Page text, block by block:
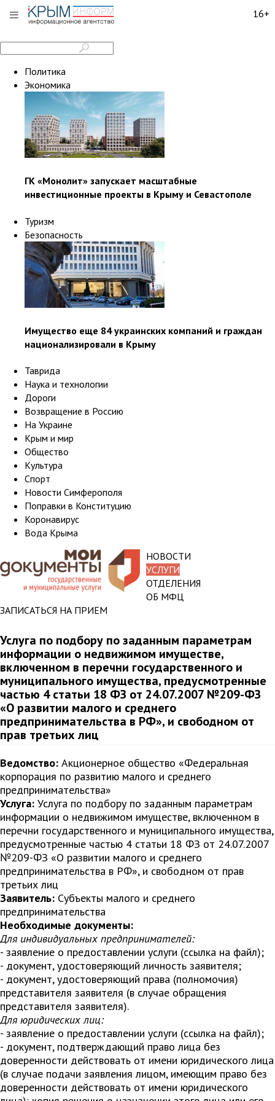
16+
Политика
Экономика
ГК «Монолит» запускает масштабные
инвестиционные проекты в Крыму и Севастополе
Туризм
Безопасность
Имущество еще 84 украинских компаний и граждан
национализировали в Крыму
Таврида
Наука и технологии
Дороги
Возвращение в Россию
На Украине
Крым и мир
Общество
Культура
Спорт
Новости Симферополя
Поправки в Конституцию
Коронавирус
Вода Крыма
НОВОСТИ
УСЛУГИ
ОТДЕЛЕНИЯ
ОБ МФЦ
ЗАПИСАТЬСЯ НА ПРИЕМ
Услуга по подбору по заданным параметрам
информации о недвижимом имуществе,
включенном в перечни государственного и
муниципального имущества, предусмотренные
частью 4 статьи 18 ФЗ от 24.07.2007 №209-ФЗ
«О развитии малого и среднего
предпринимательства в РФ», и свободном от
прав третьих лиц
Ведомство: Акционерное общество «Федеральная
корпорация по развитию малого и среднего
предпринимательства»
Услуга: Услуга по подбору по заданным параметрам
информации о недвижимом имуществе, включенном в
перечни государственного и муниципального имущества,
предусмотренные частью 4 статьи 18 ФЗ от 24.07.2007
№209-ФЗ «О развитии малого и среднего
предпринимательства в РФ», и свободном от прав
третьих лиц
Заявитель: Субъекты малого и среднего
предпринимательства
Необходимые документы:
Для индивидуальных предпринимателей:
- заявление о предоставлении услуги (ссылка на файл);
- документ, удостоверяющий личность заявителя;
- документ, удостоверяющий права (полномочия)
представителя заявителя (в случае обращения
представителя заявителя).
Для юридических лиц:
- заявление о предоставлении услуги (ссылка на файл);
- документ, подтверждающий право лица без
доверенности действовать от имени юридического лица
(в случае подачи заявления лицом, имеющим право без
доверенности действовать от имени юридического